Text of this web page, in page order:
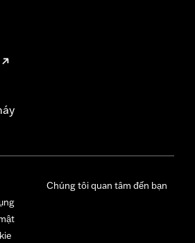
Chúng tôi quan tâm đến bạn